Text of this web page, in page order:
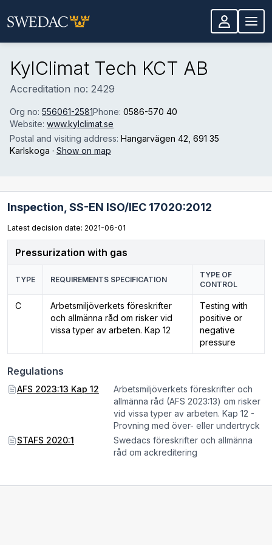
KylClimat Tech KCT AB
Accreditation no: 2429
Org no: 556061-2581Phone: 0586-570 40
Website: www.kylclimat.se
Postal and visiting address: Hangarvägen 42 , 691 35
Karlskoga · Show on map
Inspection, SS-EN ISO/IEC 17020:2012
Latest decision date: 2021-06-01
Pressurization with gas
TYPE REQUIREMENTS SPECIFICATION
TYPE OF
CONTROL
C
Arbetsmiljöverkets föreskrifter
och allmänna råd om risker vid
vissa typer av arbeten. Kap 12
Testing with
positive or
negative
pressure
Regulations
AFS 2023:13 Kap 12
Arbetsmiljöverkets föreskrifter och
allmänna råd (AFS 2023:13) om risker
vid vissa typer av arbeten. Kap 12 -
Provning med över- eller undertryck
STAFS 2020:1
Swedacs föreskrifter och allmänna
råd om ackreditering